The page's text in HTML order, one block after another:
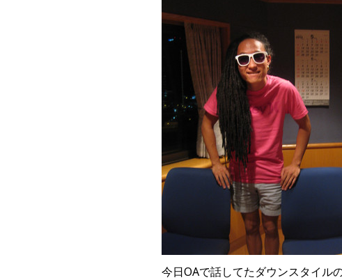
今日OAで話してたダウンスタイル